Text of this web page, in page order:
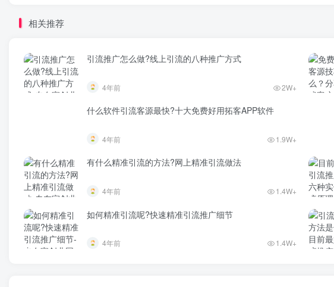
相关推荐
引流推广怎么做?线上引流的八种推广方式
4年前 2W+
什么软件引流客源最快?十大免费好用拓客APP软件
4年前 1.9W+
有什么精准引流的方法?网上精准引流做法
4年前 1.4W+
如何精准引流呢?快速精准引流推广细节
4年前 1.4W+